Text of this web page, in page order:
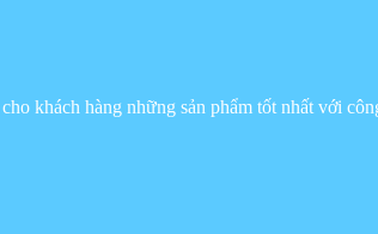
khách hàng những sản phẩm tốt nhất với